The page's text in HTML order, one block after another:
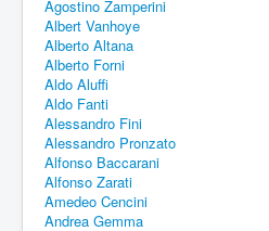
Agostino Zamperini
Albert Vanhoye
Alberto Altana
Alberto Forni
Aldo Aluffi
Aldo Fanti
Alessandro Fini
Alessandro Pronzato
Alfonso Baccarani
Alfonso Zarati
Amedeo Cencini
Andrea Gemma